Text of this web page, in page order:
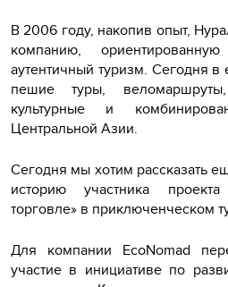
В 2006 году, накопив опыт,
компанию,
аутентичный туризм. Сегодня
пешие туры,
культурные и
Центральной Азии.
Сегодня мы хотим рассказать
историю участника
торговле» в приключенческом
Для компании EcoNomad
участие в инициативе по